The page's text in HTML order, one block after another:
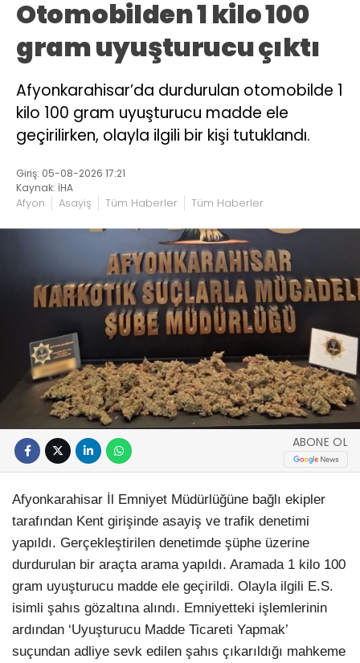
Otomobilden 1 kilo 100
gram uyuşturucu çıktı
Afyonkarahisar’da durdurulan otomobilde 1
kilo 100 gram uyuşturucu madde ele
geçirilirken, olayla ilgili bir kişi tutuklandı.
Giriş: 05-08-2026 17:21
Kaynak: İHA
Afyon Asayiş Tüm Haberler Tüm Haberler
ABONE OL
Afyonkarahisar İl Emniyet Müdürlüğüne bağlı ekipler
tarafından Kent girişinde asayiş ve trafik denetimi
yapıldı. Gerçekleştirilen denetimde şüphe üzerine
durdurulan bir araçta arama yapıldı. Aramada 1 kilo 100
gram uyuşturucu madde ele geçirildi. Olayla ilgili E.S.
isimli şahıs gözaltına alındı. Emniyetteki işlemlerinin
ardından ‘Uyuşturucu Madde Ticareti Yapmak’
suçundan adliye sevk edilen şahıs çıkarıldığı mahkeme